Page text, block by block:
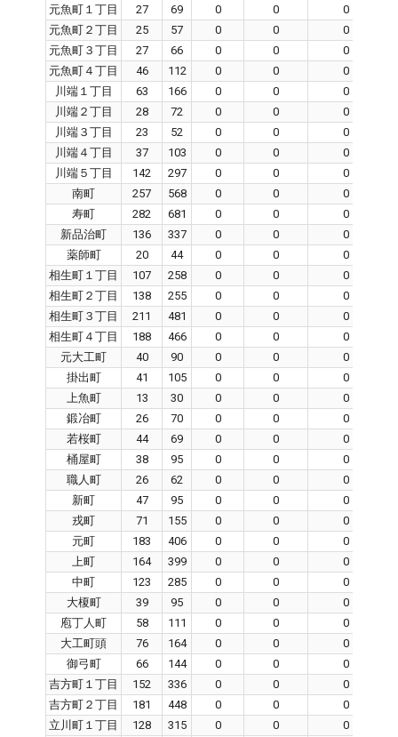
元魚町１丁目
27 69 0 0
0
元魚町２丁目
25 57 0 0
0
元魚町３丁目
27 66 0 0
0
元魚町４丁目
46 112 0 0
0
川端１丁目
63 166 0 0
0
川端２丁目
28 72 0 0
0
川端３丁目
23 52 0 0
0
川端４丁目
37 103 0 0
0
川端５丁目
142 297 0 0
0
南町
257 568 0 0
0
寿町
282 681 0 0
0
新品治町
136 337 0 0
0
薬師町
20 44 0 0
0
相生町１丁目
107 258 0 0
0
相生町２丁目
138 255 0 0
0
相生町３丁目
211 481 0 0
0
相生町４丁目
188 466 0 0
0
元大工町
40 90 0 0
0
掛出町
41 105 0 0
0
上魚町
13 30 0 0
0
鍛冶町
26 70 0 0
0
若桜町
44 69 0 0
0
桶屋町
38 95 0 0
0
職人町
26 62 0 0
0
新町
47 95 0 0
0
戎町
71 155 0 0
0
元町
183 406 0 0
0
上町
164 399 0 0
0
中町
123 285 0 0
0
大榎町
39 95 0 0
0
庖丁人町
58 111 0 0
0
大工町頭
76 164 0 0
0
御弓町
66 144 0 0
0
吉方町１丁目
152 336 0 0
0
吉方町２丁目
181 448 0 0
0
立川町１丁目
128 315 0 0
0